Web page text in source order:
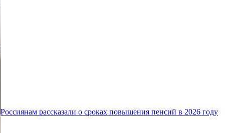
Россиянам рассказали о сроках повышения пенсий в 2026 году